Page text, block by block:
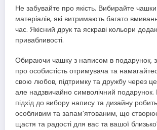
Не забувайте про якість. Вибирайте
матеріалів, які витримають багато
час. Якісний друк та яскраві кольори
привабливості.
Обираючи чашку з написом в подарунок,
про особистість отримувача та
свою любов, підтримку та дружбу через
але надзвичайно символічний подарунок.
підхід до вибору напису та дизайну
особливим та запам’ятованим, що
щастя та радості для вас та вашої